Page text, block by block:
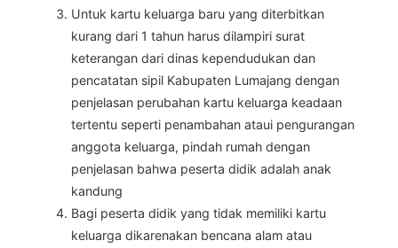
Untuk kartu keluarga baru yang diterbitkan
kurang dari 1 tahun harus dilampiri surat
keterangan dari dinas kependudukan dan
pencatatan sipil Kabupaten Lumajang dengan
penjelasan perubahan kartu keluarga keadaan
tertentu seperti penambahan ataui pengurangan
anggota keluarga, pindah rumah dengan
penjelasan bahwa peserta didik adalah anak
kandung
Bagi peserta didik yang tidak memiliki kartu
keluarga dikarenakan bencana alam atau